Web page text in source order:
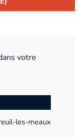
votre
les-meaux